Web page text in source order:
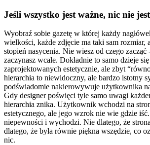
Jeśli wszystko jest ważne, nic nie
Wyobraź sobie gazetę w której każdy
wielkości, każde zdjęcie ma taki sam rozmiar,
stopień nasycenia. Nie wiesz od czego
zaczynasz wcale. Dokładnie to samo dzieje
zaprojektowanych estetycznie, ale zbyt
hierarchia to niewidoczny, ale bardzo istotny
podświadomie nakierowywuje użytkownika
Gdy designer poświęci tyle samo uwagi
hierarchia znika. Użytkownik wchodzi na
estetycznego, ale jego wzrok nie wie gdzie
niepewności i wychodzi. Nie dlatego, że
dlatego, że była równie piękna wszędzie, co
nic.